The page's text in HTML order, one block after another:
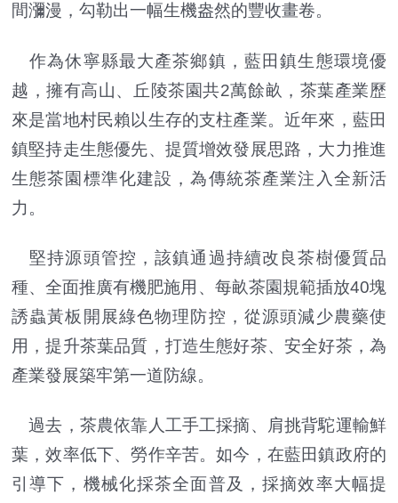
間瀰漫，勾勒出一幅生機盎然的豐收畫卷。
作為休寧縣最大產茶鄉鎮，藍田鎮生態環境優
越，擁有高山、丘陵茶園共2萬餘畝，茶葉產業歷
來是當地村民賴以生存的支柱產業。近年來，藍田
鎮堅持走生態優先、提質增效發展思路，大力推進
生態茶園標準化建設，為傳統茶產業注入全新活
力。
堅持源頭管控，該鎮通過持續改良茶樹優質品
種、全面推廣有機肥施用、每畝茶園規範插放40塊
誘蟲黃板開展綠色物理防控，從源頭減少農藥使
用，提升茶葉品質，打造生態好茶、安全好茶，為
產業發展築牢第一道防線。
過去，茶農依靠人工手工採摘、肩挑背駝運輸鮮
葉，效率低下、勞作辛苦。如今，在藍田鎮政府的
引導下，機械化採茶全面普及，採摘效率大幅提